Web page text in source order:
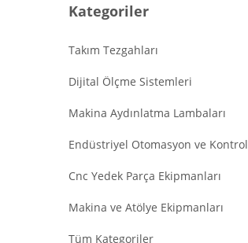
Kategoriler
Takım Tezgahları
Dijital Ölçme Sistemleri
Makina Aydınlatma Lambaları
Endüstriyel Otomasyon ve Kontrol
Cnc Yedek Parça Ekipmanları
Makina ve Atölye Ekipmanları
Tüm Kategoriler